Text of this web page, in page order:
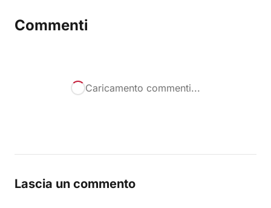
Commenti
Caricamento commenti...
Lascia un commento